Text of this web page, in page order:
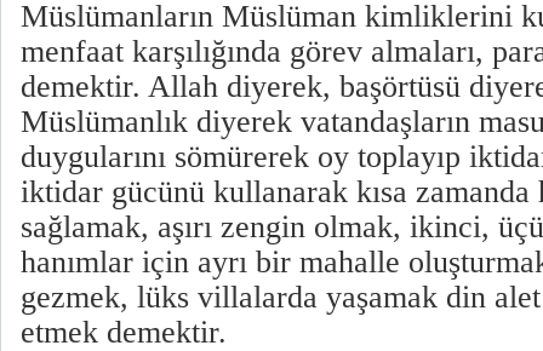
Müslümanların Müslüman kimliklerini
menfaat karşılığında görev almaları,
demektir. Allah diyerek, başörtüsü
Müslümanlık diyerek vatandaşların
duygularını sömürerek oy toplayıp
iktidar gücünü kullanarak kısa zamanda
sağlamak, aşırı zengin olmak, ikinci,
hanımlar için ayrı bir mahalle
gezmek, lüks villalarda yaşamak din
etmek demektir.